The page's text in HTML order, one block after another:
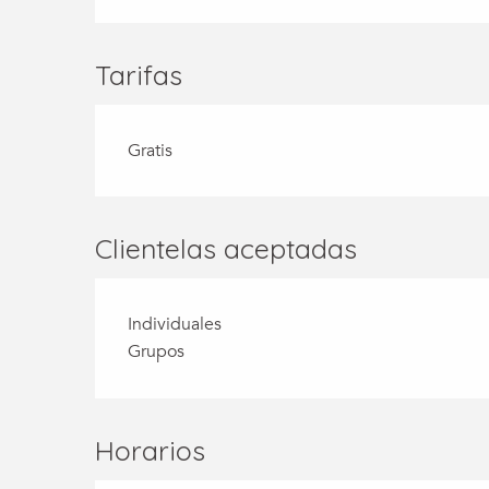
Tarifas
Gratis
Clientelas aceptadas
Individuales
Grupos
Horarios